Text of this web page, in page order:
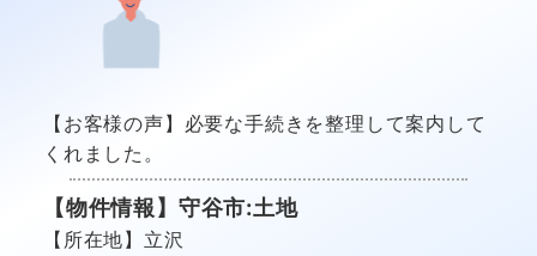
【お客様の声】必要な手続きを整理して案内して
くれました。
【物件情報】守谷市:土地
【所在地】立沢